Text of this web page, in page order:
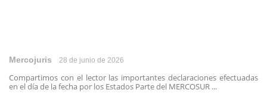
Mercojuris 28 de junio de 2026
Compartimos con el lector las importantes declaraciones efectuadas
en el día de la fecha por los Estados Parte del MERCOSUR ...